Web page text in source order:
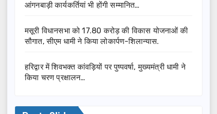
आंगनबाड़ी कार्यकर्तियां भी होंगी सम्मानित…
मसूरी विधानसभा को 17.80 करोड़ की विकास योजनाओं की
सौगात, सीएम धामी ने किया लोकार्पण-शिलान्यास.
हरिद्वार में शिवभक्त कांवड़ियों पर पुष्पवर्षा, मुख्यमंत्री धामी ने
किया चरण प्रक्षालन…